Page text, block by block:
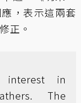
，表示這兩套
正。
in
The